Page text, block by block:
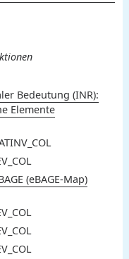
Bedeutung (INR):
Elemente
(eBAGE-Map)